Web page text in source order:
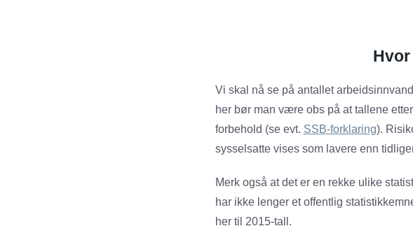
Vi skal nå se på antallet
her bør man være obs på at tallene
forbehold (se evt. SSB-forklaring).
sysselsatte vises som lavere enn
Merk også at det er en rekke ulike
har ikke lenger et offentlig
her til 2015-tall.